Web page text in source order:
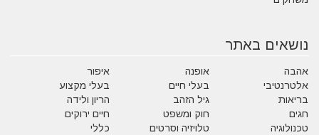
נושאים באתר
אהבה אופנה
איפור
אלטרנטיבי
בעלי חיים
בעלי מקצוע
בריאות
גיל הזהב
הריון ולידה
חגים
חוק ומשפט
חיים ירוקים
טכנולוגיה
טלויזיה וסרטים כללי